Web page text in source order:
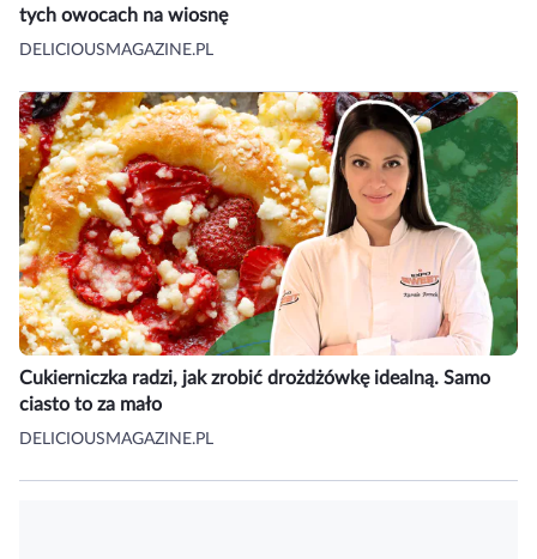
tych owocach na wiosnę
DELICIOUSMAGAZINE.PL
Cukierniczka radzi, jak zrobić drożdżówkę idealną. Samo
ciasto to za mało
DELICIOUSMAGAZINE.PL